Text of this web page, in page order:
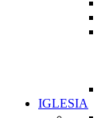
IGLESIA